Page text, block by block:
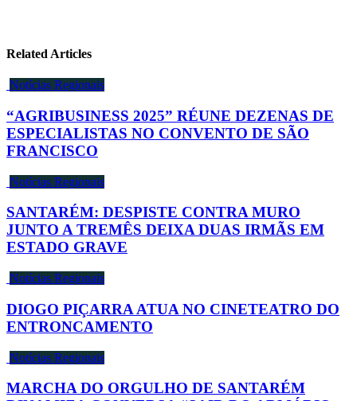
Related Articles
Notícias Regionais
“AGRIBUSINESS 2025” RÉUNE DEZENAS DE
ESPECIALISTAS NO CONVENTO DE SÃO
FRANCISCO
Notícias Regionais
SANTARÉM: DESPISTE CONTRA MURO
JUNTO A TREMÊS DEIXA DUAS IRMÃS EM
ESTADO GRAVE
Notícias Regionais
DIOGO PIÇARRA ATUA NO CINETEATRO DO
ENTRONCAMENTO
Notícias Regionais
MARCHA DO ORGULHO DE SANTARÉM